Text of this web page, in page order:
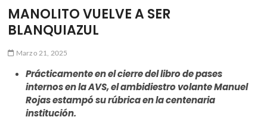
MANOLITO VUELVE A SER
BLANQUIAZUL
Marzo 21, 2025
Prácticamente en el cierre del libro de pases
internos en la AVS, el ambidiestro volante Manuel
Rojas estampó su rúbrica en la centenaria
institución.